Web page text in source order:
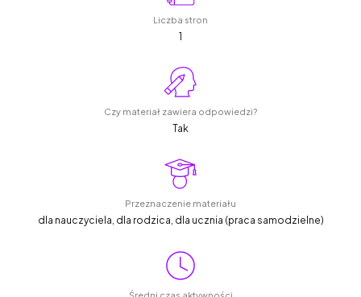
Liczba stron
1
Czy materiał zawiera odpowiedzi?
Tak
Przeznaczenie materiału
dla nauczyciela, dla rodzica, dla ucznia (praca samodzielne)